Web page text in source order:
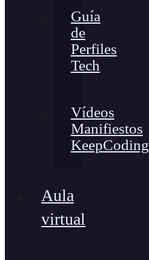
Guía
de
Perfiles
Tech
Vídeos
Manifiestos
KeepCoding
Aula
virtual